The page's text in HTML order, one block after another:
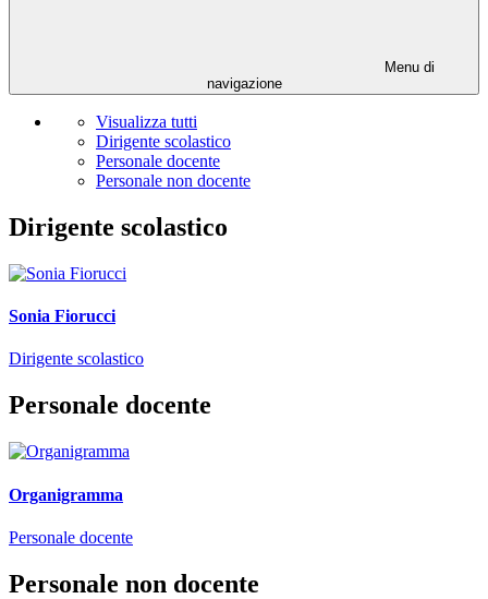
Menu di
navigazione
Visualizza tutti
Dirigente scolastico
Personale docente
Personale non docente
Dirigente scolastico
Sonia Fiorucci
Dirigente scolastico
Personale docente
Organigramma
Personale docente
Personale non docente